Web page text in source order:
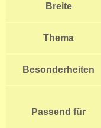
Breite
Thema
Besonderheiten
Passend für